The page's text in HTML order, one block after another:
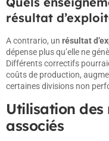
résultat
A contrario, un résultat
dépense plus qu’elle ne
Différents correctifs
coûts de production,
certaines divisions non
Utilisation
associés